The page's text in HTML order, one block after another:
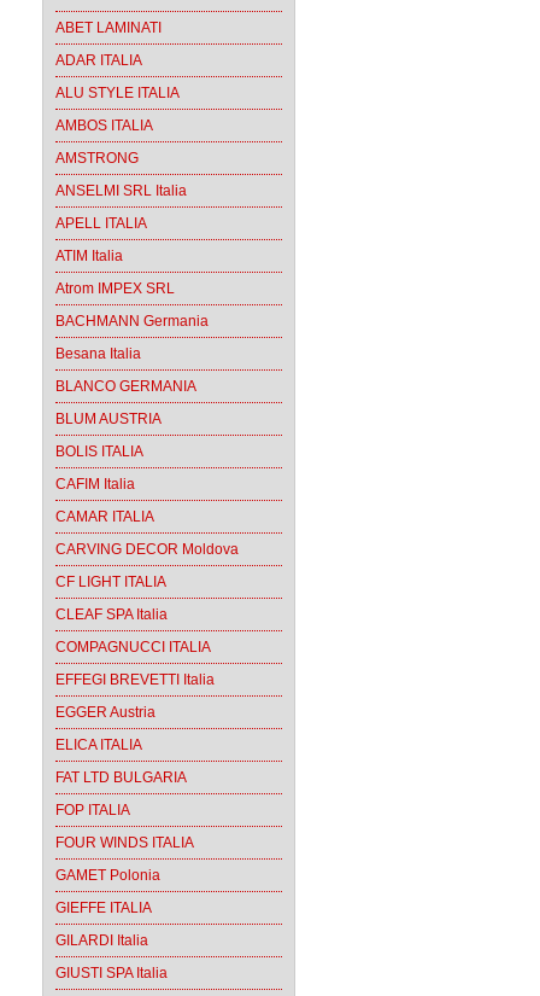
ABET LAMINATI
ADAR ITALIA
ALU STYLE ITALIA
AMBOS ITALIA
AMSTRONG
ANSELMI SRL Italia
APELL ITALIA
ATIM Italia
Atrom IMPEX SRL
BACHMANN Germania
Besana Italia
BLANCO GERMANIA
BLUM AUSTRIA
BOLIS ITALIA
CAFIM Italia
CAMAR ITALIA
CARVING DECOR Moldova
CF LIGHT ITALIA
CLEAF SPA Italia
COMPAGNUCCI ITALIA
EFFEGI BREVETTI Italia
EGGER Austria
ELICA ITALIA
FAT LTD BULGARIA
FOP ITALIA
FOUR WINDS ITALIA
GAMET Polonia
GIEFFE ITALIA
GILARDI Italia
GIUSTI SPA Italia